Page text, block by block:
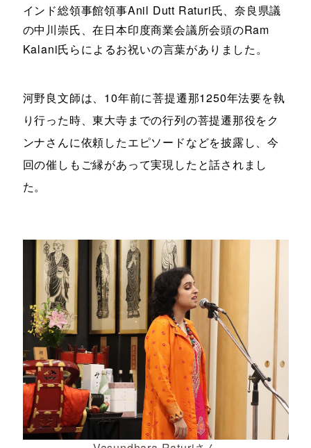
インド総領事館領事Anil Dutt Raturi氏、奈良県議
の中川崇氏、在日本印度商業会議所会頭のRam
Kalani氏らによるお祝いの言葉がありました。
河野良文師は、10年前に菩提遷那1250年法要を執
り行った時、東大寺までの行列の菩提遷那役をク
ンナさんに依頼したエピソードなどを披露し、今
回の催しもご縁があって実現したと話されまし
た。